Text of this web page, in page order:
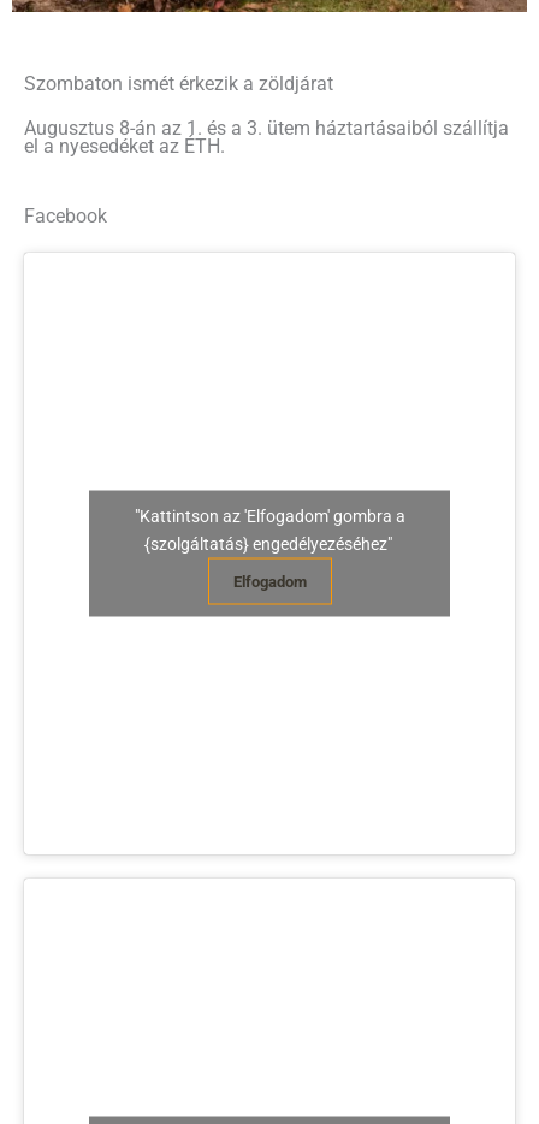
Szombaton ismét érkezik a zöldjárat
Augusztus 8-án az 1. és a 3. ütem háztartásaiból szállítja
el a nyesedéket az ÉTH.
Facebook
"Kattintson az 'Elfogadom' gombra a
{szolgáltatás} engedélyezéséhez"
Elfogadom